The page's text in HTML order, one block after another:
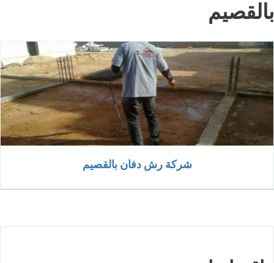
بالقصيم
شركة رش دفان بالقصيم